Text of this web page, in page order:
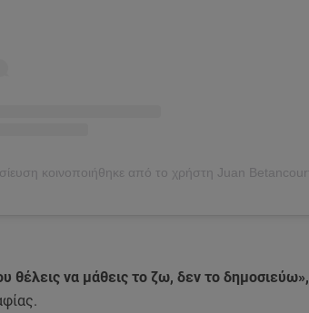
θέλεις να μάθεις το ζω, δεν το δημοσιεύω»,